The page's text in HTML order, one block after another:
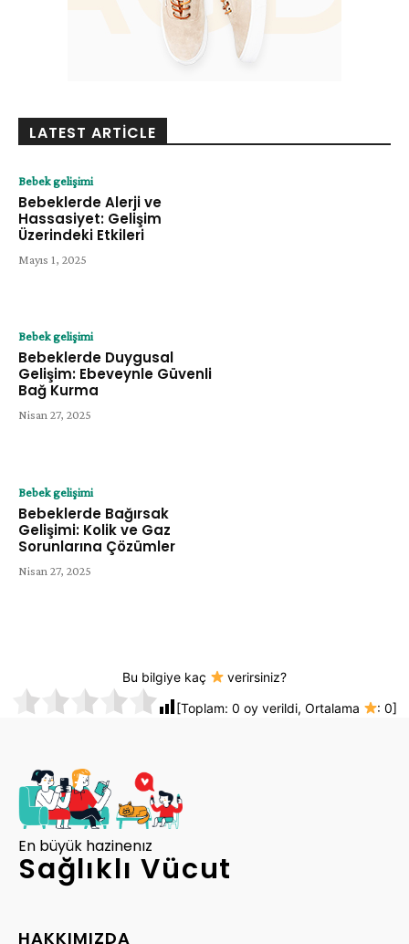
LATEST ARTICLE
Bebek gelişimi
Bebeklerde Alerji ve
Hassasiyet: Gelişim
Üzerindeki Etkileri
Mayıs 1, 2025
Bebek gelişimi
Bebeklerde Duygusal
Gelişim: Ebeveynle Güvenli
Bağ Kurma
Nisan 27, 2025
Bebek gelişimi
Bebeklerde Bağırsak
Gelişimi: Kolik ve Gaz
Sorunlarına Çözümler
Nisan 27, 2025
Bu bilgiye kaç
verirsiniz?
[Toplam: 0 oy verildi, Ortalama :0]
En büyük hazinenız
Sağlıklı Vücut
HAKKIMIZDA